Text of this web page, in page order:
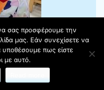
σας προσφέρουμε την
μας. Εάν συνεχίσετε να
υποθέσουμε πως είστε
με αυτό.